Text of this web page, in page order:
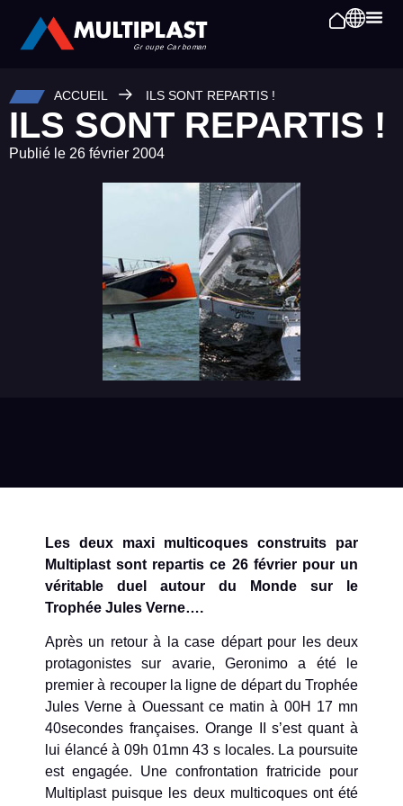
ACCUEIL ILS SONT REPARTIS !
ILS SONT REPARTIS !
Publié le 26 février 2004
Les deux maxi multicoques construits par
Multiplast sont repartis ce 26 février pour un
véritable duel autour du Monde sur le
Trophée Jules Verne….
Après un retour à la case départ pour les deux
protagonistes sur avarie, Geronimo a été le
premier à recouper la ligne de départ du Trophée
Jules Verne à Ouessant ce matin à 00H 17 mn
40secondes françaises. Orange II s’est quant à
lui élancé à 09h 01mn 43 s locales. La poursuite
est engagée. Une confrontation fratricide pour
Multiplast puisque les deux multicoques ont été